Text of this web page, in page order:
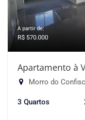
A partir de:
R$ 570.000
Apartamento à
Morro do
3 Quartos